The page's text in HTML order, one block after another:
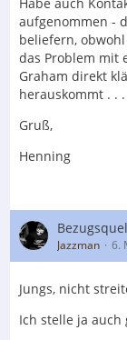
aufgenommen -
beliefern,
das Problem mit
Graham direkt
herauskommt . . .
Gruß,
Henning
Jazzman 6.
Jungs, nicht
Ich stelle ja auch